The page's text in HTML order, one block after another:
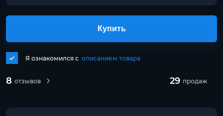
8 отзывов 29 продаж
Я ознакомился с описанием товара
Купить